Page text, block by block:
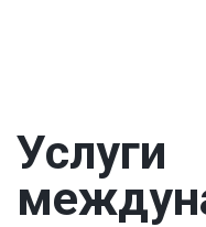
Услуги